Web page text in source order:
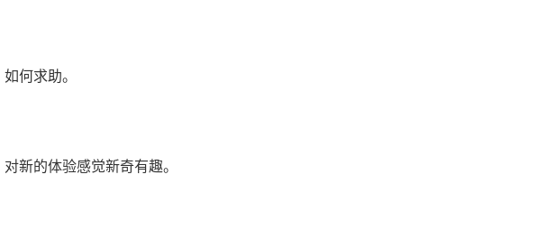
何求助。
的体验感觉新奇有趣。